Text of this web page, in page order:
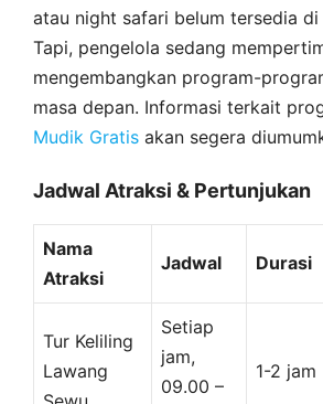
atau night safari belum tersedia di
Tapi, pengelola sedang
mengembangkan program-
masa depan. Informasi terkait
Mudik Gratis akan segera
Jadwal Atraksi & Pertunjukan
Nama
Atraksi
Jadwal Durasi
Tur Keliling
Lawang
Setiap
jam,
09.00 –
1-2 jam